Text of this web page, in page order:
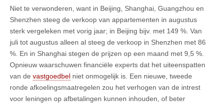
Niet te verwonderen, want in Beijing, Shanghai, Guangzhou en
Shenzhen steeg de verkoop van appartementen in augustus
sterk vergeleken met vorig jaar; in Beijing bijv. met 149 %. Van
juli tot augustus alleen al steeg de verkoop in Shenzhen met 86
%. En in Shanghai stegen de prijzen op een maand met 9,5 %.
Opnieuw waarschuwen financiële experts dat het uiteenspatten
van de vastgoedbel niet onmogelijk is. Een nieuwe, tweede
ronde afkoelingsmaatregelen zou het verhogen van de intrest
voor leningen op afbetalingen kunnen inhouden, of beter